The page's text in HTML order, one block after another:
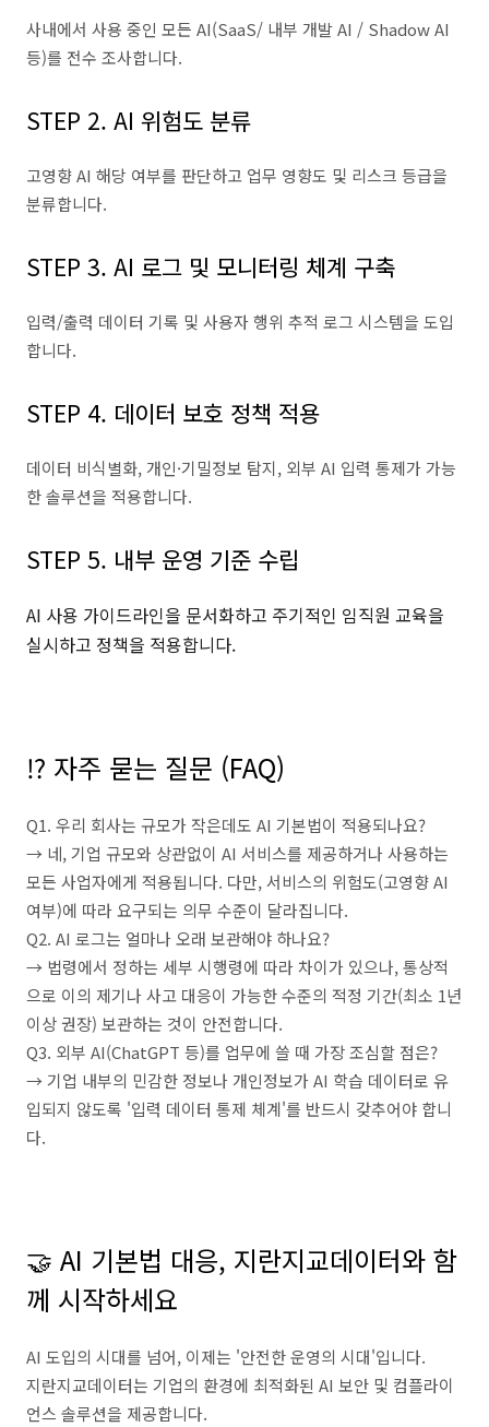
사내에서 사용 중인 모든 AI(SaaS/ 내부 개발 AI / Shadow AI
등)를 전수 조사합니다.
STEP 2. AI 위험도 분류
고영향 AI 해당 여부를 판단하고 업무 영향도 및 리스크 등급을
분류합니다.
STEP 3. AI 로그 및 모니터링 체계 구축
입력/출력 데이터 기록 및 사용자 행위 추적 로그 시스템을 도입
합니다.
STEP 4. 데이터 보호 정책 적용
데이터 비식별화, 개인·기밀정보 탐지, 외부 AI 입력 통제가 가능
한 솔루션을 적용합니다.
STEP 5. 내부 운영 기준 수립
AI 사용 가이드라인을 문서화하고 주기적인 임직원 교육을
실시하고 정책을 적용합니다.
⁉️ 자주 묻는 질문 (FAQ)
Q1. 우리 회사는 규모가 작은데도 AI 기본법이 적용되나요?
→ 네, 기업 규모와 상관없이 AI 서비스를 제공하거나 사용하는
모든 사업자에게 적용됩니다. 다만, 서비스의 위험도(고영향 AI
여부)에 따라 요구되는 의무 수준이 달라집니다.
Q2. AI 로그는 얼마나 오래 보관해야 하나요?
→ 법령에서 정하는 세부 시행령에 따라 차이가 있으나, 통상적
으로 이의 제기나 사고 대응이 가능한 수준의 적정 기간(최소 1년
이상 권장) 보관하는 것이 안전합니다.
Q3. 외부 AI(ChatGPT 등)를 업무에 쓸 때 가장 조심할 점은?
→ 기업 내부의 민감한 정보나 개인정보가 AI 학습 데이터로 유
입되지 않도록 '입력 데이터 통제 체계'를 반드시 갖추어야 합니
다.
🤝 AI 기본법 대응, 지란지교데이터와 함
께 시작하세요
AI 도입의 시대를 넘어, 이제는 '안전한 운영의 시대'입니다.
지란지교데이터는 기업의 환경에 최적화된 AI 보안 및 컴플라이
언스 솔루션을 제공합니다.